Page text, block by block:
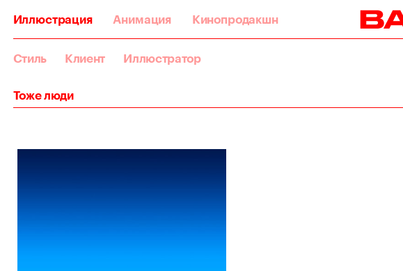
Иллюстрация Анимация Кинопродакшн
Стиль Клиент Иллюстратор
Тоже люди